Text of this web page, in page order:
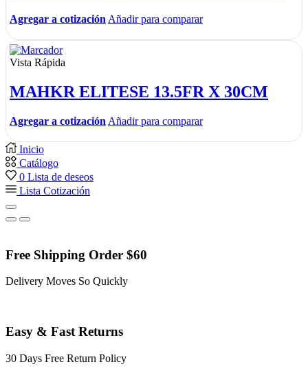
Agregar a cotización Añadir para comparar
Vista Rápida
MAHKR ELITESE 13.5FR X 30CM
Agregar a cotización Añadir para comparar
Inicio
Catálogo
0 Lista de deseos
Lista Cotización
Free Shipping Order $60
Delivery Moves So Quickly
Easy & Fast Returns
30 Days Free Return Policy